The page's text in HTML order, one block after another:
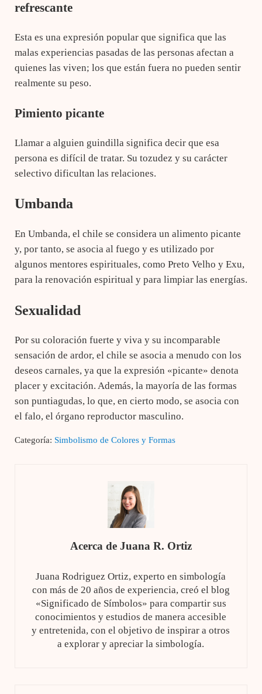
refrescante
Esta es una expresión popular que significa que las
malas experiencias pasadas de las personas afectan a
quienes las viven; los que están fuera no pueden sentir
realmente su peso.
Pimiento picante
Llamar a alguien guindilla significa decir que esa
persona es difícil de tratar. Su tozudez y su carácter
selectivo dificultan las relaciones.
Umbanda
En Umbanda, el chile se considera un alimento picante
y, por tanto, se asocia al fuego y es utilizado por
algunos mentores espirituales, como Preto Velho y Exu,
para la renovación espiritual y para limpiar las energías.
Sexualidad
Por su coloración fuerte y viva y su incomparable
sensación de ardor, el chile se asocia a menudo con los
deseos carnales, ya que la expresión «picante» denota
placer y excitación. Además, la mayoría de las formas
son puntiagudas, lo que, en cierto modo, se asocia con
el falo, el órgano reproductor masculino.
Categoría: Simbolismo de Colores y Formas
Acerca de Juana R. Ortiz
Juana Rodriguez Ortiz, experto en simbología
con más de 20 años de experiencia, creó el blog
«Significado de Símbolos» para compartir sus
conocimientos y estudios de manera accesible
y entretenida, con el objetivo de inspirar a otros
a explorar y apreciar la simbología.